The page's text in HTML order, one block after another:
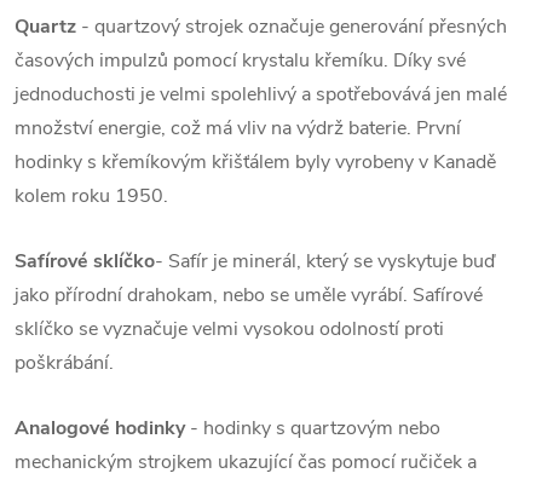
Quartz - quartzový strojek označuje generování přesných
časových impulzů pomocí krystalu křemíku. Díky své
jednoduchosti je velmi spolehlivý a spotřebovává jen malé
množství energie, což má vliv na výdrž baterie. První
hodinky s křemíkovým křišťálem byly vyrobeny v Kanadě
kolem roku 1950.
Safírové sklíčko- Safír je minerál, který se vyskytuje buď
jako přírodní drahokam, nebo se uměle vyrábí. Safírové
sklíčko se vyznačuje velmi vysokou odolností proti
poškrábání.
Analogové hodinky- hodinky s quartzovým nebo
mechanickým strojkem ukazující čas pomocí ručiček a